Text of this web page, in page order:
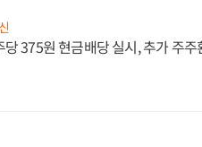
375원 현금배당 실시, 추가 주주